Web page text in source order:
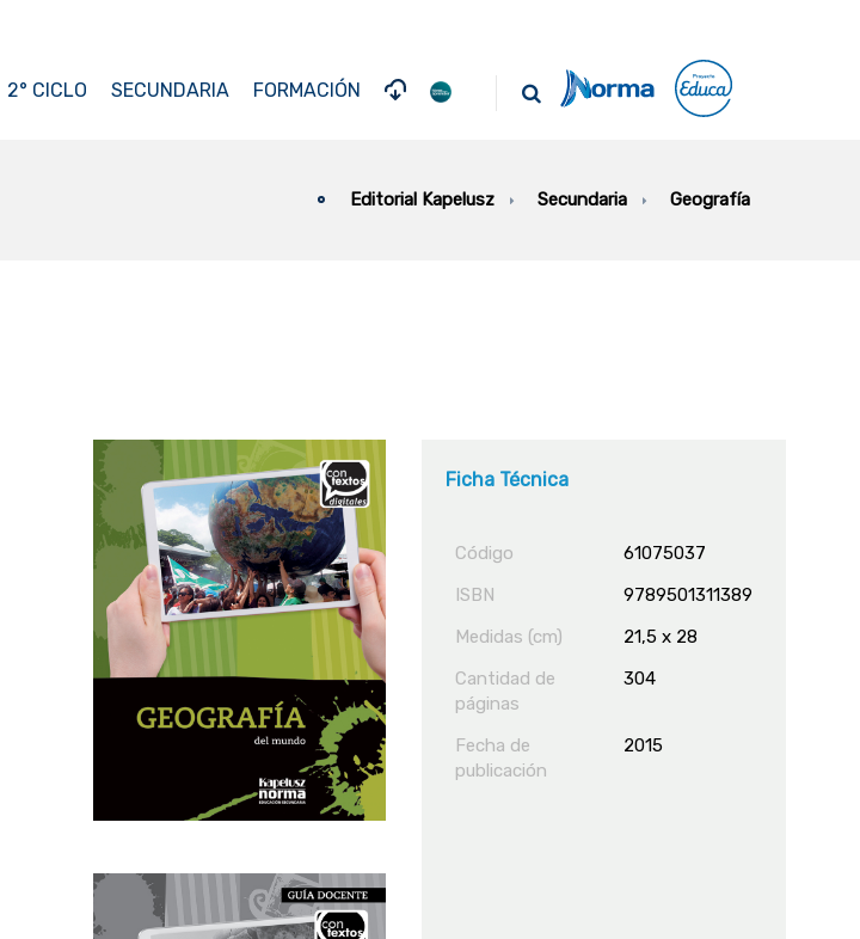
2° CICLO SECUNDARIA FORMACIÓN
Editorial Kapelusz Secundaria Geografía
Ficha Técnica
Código
61075037
ISBN
9789501311389
Medidas (cm)
21,5 x 28
Cantidad de
páginas
304
Fecha de
publicación
2015